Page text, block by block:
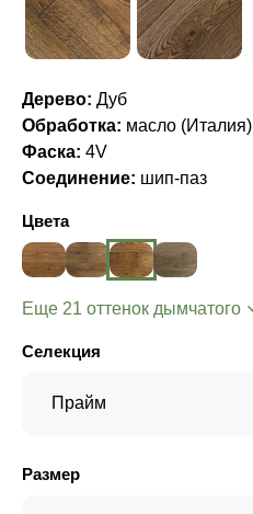
Дерево: Дуб
Обработка: масло (Италия)
Фаска: 4V
Соединение: шип-паз
Цвета
Еще 21 оттенок дымчатого
Селекция
Прайм
Размер